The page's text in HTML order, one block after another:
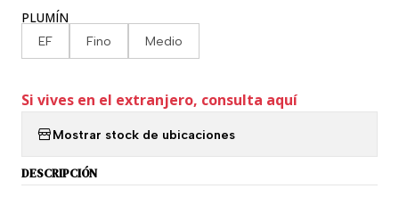
PLUMÍN
EF Fino Medio
Si vives en el extranjero, consulta aquí
Mostrar stock de ubicaciones
DESCRIPCIÓN